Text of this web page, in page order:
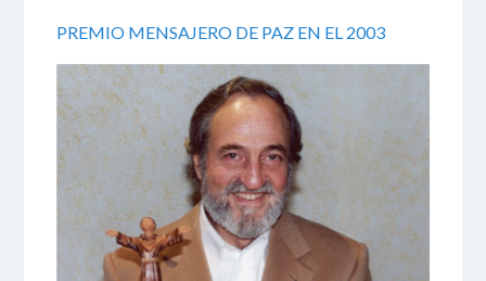
PREMIO MENSAJERO DE PAZ EN EL 2003